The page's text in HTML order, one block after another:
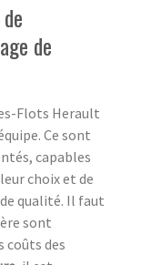
de
Flots Herault
Ce sont
capables
choix et de
qualité. Il faut
sont
coûts des